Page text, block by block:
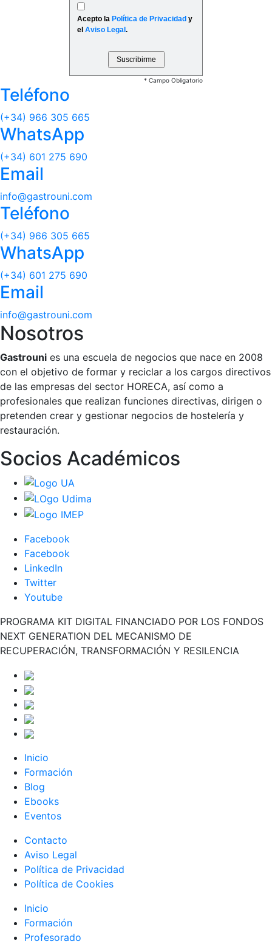
Acepto la Política de Privacidad y
el Aviso Legal.
* Campo Obligatorio
Teléfono
(+34) 966 305 665
WhatsApp
(+34) 601 275 690
Email
info@gastrouni.com
Teléfono
(+34) 966 305 665
WhatsApp
(+34) 601 275 690
Email
info@gastrouni.com
Nosotros
Gastrouni es una escuela de negocios que nace en 2008
con el objetivo de formar y reciclar a los cargos directivos
de las empresas del sector HORECA, así como a
profesionales que realizan funciones directivas, dirigen o
pretenden crear y gestionar negocios de hostelería y
restauración.
Socios Académicos
Facebook
Facebook
LinkedIn
Twitter
Youtube
PROGRAMA KIT DIGITAL FINANCIADO POR LOS FONDOS
NEXT GENERATION DEL MECANISMO DE
RECUPERACIÓN, TRANSFORMACIÓN Y RESILENCIA
Inicio
Formación
Blog
Ebooks
Eventos
Contacto
Aviso Legal
Política de Privacidad
Política de Cookies
Inicio
Formación
Profesorado